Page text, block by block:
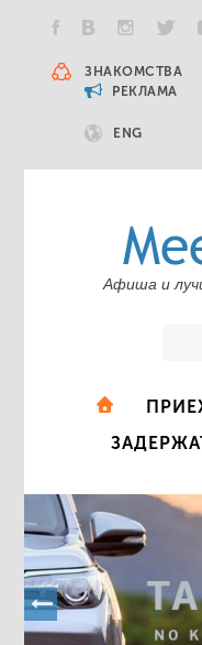
ЗНАКОМСТВА
РЕКЛАМА
ENG
Афиша и